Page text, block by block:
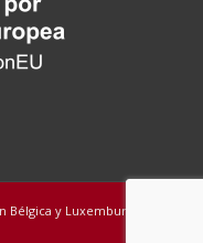
y Luxemburgo